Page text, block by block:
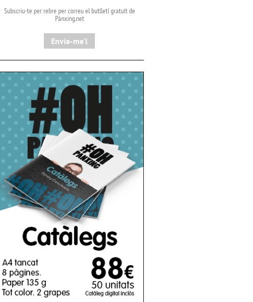
Subscriu-te per rebre per correu el butlletí gratuït de
Pànxing.net​
Envia-me'l